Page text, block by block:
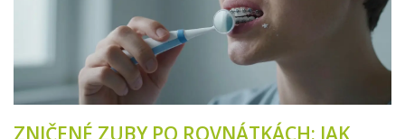
ZNIČENÉ ZUBY PO ROVNÁTKÁCH: JAK